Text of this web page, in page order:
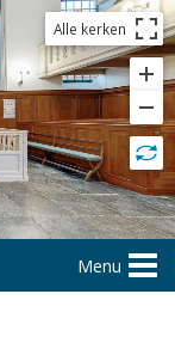
Alle kerken
Menu